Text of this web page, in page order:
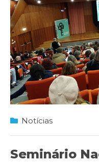
Notícias
Seminário